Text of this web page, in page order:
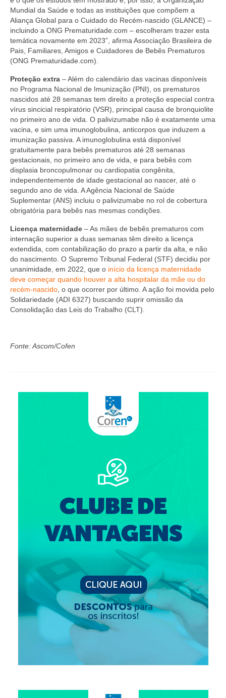
Mundial da Saúde e todas as instituições que compõem a
Aliança Global para o Cuidado do Recém-nascido (GLANCE) –
incluindo a ONG Prematuridade.com – escolheram trazer esta
temática novamente em 2023”, afirma Associação Brasileira de
Pais, Familiares, Amigos e Cuidadores de Bebês Prematuros
(ONG Prematuridade.com).
Proteção extra – Além do calendário das vacinas disponíveis
no Programa Nacional de Imunização (PNI), os prematuros
nascidos até 28 semanas tem direito a proteção especial contra
vírus sincicial respiratório (VSR), principal causa de bronquiolite
no primeiro ano de vida. O palivizumabe não é exatamente uma
vacina, e sim uma imunoglobulina, anticorpos que induzem a
imunização passiva. A imunoglobulina está disponível
gratuitamente para bebês prematuros até 28 semanas
gestacionais, no primeiro ano de vida, e para bebês com
displasia broncopulmonar ou cardiopatia congênita,
independentemente de idade gestacional ao nascer, até o
segundo ano de vida. A Agência Nacional de Saúde
Suplementar (ANS) incluiu o palivizumabe no rol de cobertura
obrigatória para bebês nas mesmas condições.
Licença maternidade – As mães de bebês prematuros com
internação superior a duas semanas têm direito a licença
extendida, com contabilização do prazo a partir da alta, e não
do nascimento. O Supremo Tribunal Federal (STF) decidiu por
unanimidade, em 2022, que o início da licença maternidade
deve começar quando houver a alta hospitalar da mãe ou do
recém-nascido , o que ocorrer por último. A ação foi movida pelo
Solidariedade (ADI 6327) buscando suprir omissão da
Consolidação das Leis do Trabalho (CLT).
Fonte: Ascom/Cofen